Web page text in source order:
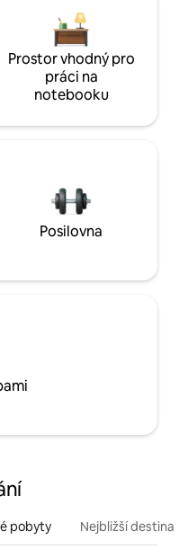
Prostor vhodný pro
práci na
notebooku
Posilovna
pobyty Nejbližší